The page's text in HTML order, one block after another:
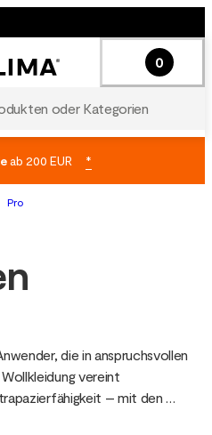
oder Kategorien
0
ab 200 EUR *
Pro
die in anspruchsvollen
vereint
– mit den